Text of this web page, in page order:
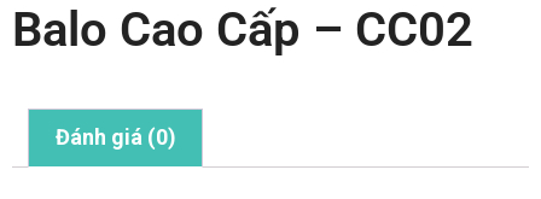
Balo Cao Cấp – CC02
Đánh giá (0)